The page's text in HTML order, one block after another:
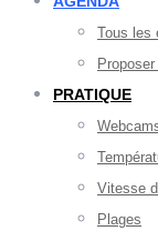
Tous les
PRATIQUE
Vitesse
Plages